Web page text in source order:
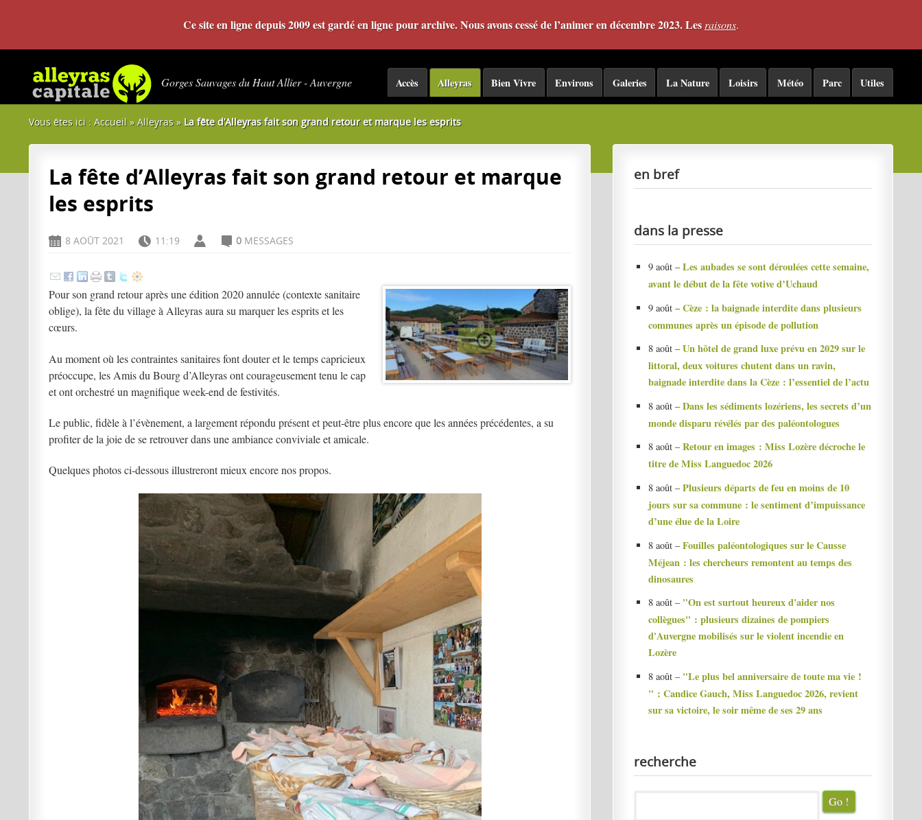
Ce site en ligne depuis 2009 est gardé en ligne pour archive. Nous avons cessé de l’animer en décembre 2023. Les raisons.
Gorges Sauvages du Haut Allier - Auvergne Utiles
Parc
Météo
Loisirs
La Nature
Galeries
Environs
Bien Vivre
Alleyras
Accès
Vous êtes ici : Accueil »Alleyras » La fête d’Alleyras fait son grand retour et marque les esprits
La fête d’Alleyras fait son grand retour et marque
les esprits
D 8 AOÛT 2021 H 11:19 A C 0MESSAGES
Pour son grand retour après une édition 2020 annulée (contexte sanitaire
oblige), la fête du village à Alleyras aura su marquer les esprits et les
cœurs.
Au moment où les contraintes sanitaires font douter et le temps capricieux
préoccupe, les Amis du Bourg d’Alleyras ont courageusement tenu le cap
et ont orchestré un magnifique week-end de festivités.
Le public, fidèle à l’évènement, a largement répondu présent et peut-être plus encore que les années précédentes, a su
profiter de la joie de se retrouver dans une ambiance conviviale et amicale.
Quelques photos ci-dessous illustreront mieux encore nos propos.
en bref
dans la presse
9 août –Les aubades se sont déroulées cette semaine,
avant le début de la fête votive d’Uchaud
9 août –Cèze : la baignade interdite dans plusieurs
communes après un épisode de pollution
8 août –Un hôtel de grand luxe prévu en 2029 sur le
littoral, deux voitures chutent dans un ravin,
baignade interdite dans la Cèze : l’essentiel de l’actu
8 août –Dans les sédiments lozériens, les secrets d’un
monde disparu révélés par des paléontologues
8 août –Retour en images : Miss Lozère décroche le
titre de Miss Languedoc 2026
8 août –Plusieurs départs de feu en moins de 10
jours sur sa commune : le sentiment d’impuissance
d’une élue de la Loire
8 août –Fouilles paléontologiques sur le Causse
Méjean : les chercheurs remontent au temps des
dinosaures
8 août – "On est surtout heureux d'aider nos
collègues" : plusieurs dizaines de pompiers
d'Auvergne mobilisés sur le violent incendie en
Lozère
8 août – "Le plus bel anniversaire de toute ma vie !
" : Candice Gauch, Miss Languedoc 2026, revient
sur sa victoire, le soir même de ses 29 ans
recherche